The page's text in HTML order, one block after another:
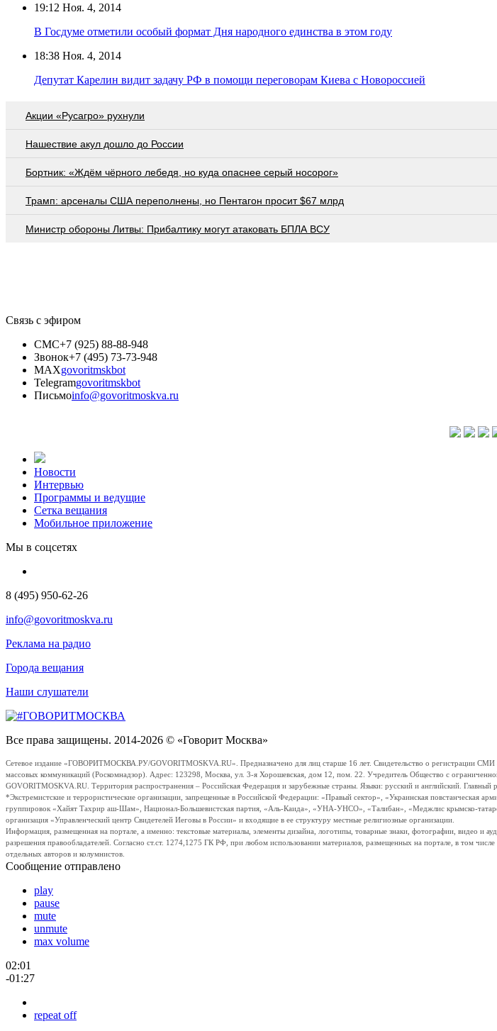
19:12 Ноя. 4, 2014
В Госдуме отметили особый формат Дня народного единства в этом году
18:38 Ноя. 4, 2014
Депутат Карелин видит задачу РФ в помощи переговорам Киева с Новороссией
Акции «Русагро» рухнули
Нашествие акул дошло до России
Бортник: «Ждём чёрного лебедя, но куда опаснее серый носорог»
Трамп: арсеналы США переполнены, но Пентагон просит $67 млрд
Министр обороны Литвы: Прибалтику могут атаковать БПЛА ВСУ
Связь с эфиром
СМС+7 (925) 88-88-948
Звонок+7 (495) 73-73-948
MAXgovoritmskbot
Telegramgovoritmskbot
Письмоinfo@govoritmoskva.ru
Новости
Интервью
Программы и ведущие
Сетка вещания
Мобильное приложение
Мы в соцсетях
8 (495) 950-62-26
info@govoritmoskva.ru
Реклама на радио
Города вещания
Наши слушатели
Все права защищены. 2014-2026 © «Говорит Москва»
Сетевое издание «ГОВОРИТМОСКВА.РУ/GOVORITMOSKVA.RU». Предназначено для лиц старше 16 лет. Свидетельство о регистрации
массовых коммуникаций (Роскомнадзор). Адрес: 123298, Москва, ул. 3-я Хорошевская, дом 12, пом. 22. Учредитель Общество с
GOVORITMOSKVA.RU. Территория распространения – Российская Федерация и зарубежные страны. Языки: русский и английский.
*Экстремистские и террористические организации, запрещенные в Российской Федерации: «Правый сектор», «Украинская
группировок «Хайят Тахрир аш-Шам», Национал-Большевистская партия, «Аль-Каида», «УНА-УНСО», «Талибан», «Меджлис крымско-
организация «Управленческий центр Свидетелей Иеговы в России» и входящие в ее структуру местные религиозные организации.
Информация, размещенная на портале, а именно: текстовые материалы, элементы дизайна, логотипы, товарные знаки, фотографии, видео и
разрешения правообладателей. Согласно ст.ст. 1274,1275 ГК РФ, при любом использовании материалов, размещенных на портале, в том
отдельных авторов и колумнистов.
Сообщение отправлено
play
pause
mute
unmute
max volume
02:01
-01:27
repeat off